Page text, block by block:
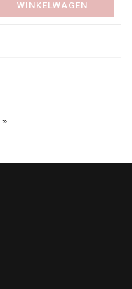
WINKELWAGEN
»